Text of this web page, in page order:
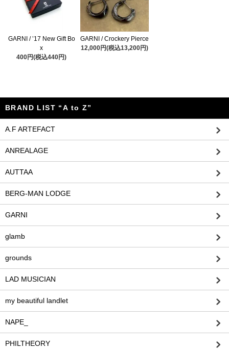
GARNI / ’17 New Gift Bo
x
400円(税込440円)
GARNI / Crockery Pierce
12,000円(税込13,200円)
BRAND LIST “A to Z”
A.F ARTEFACT
ANREALAGE
AUTTAA
BERG-MAN LODGE
GARNI
glamb
grounds
LAD MUSICIAN
my beautiful landlet
NAPE_
PHILTHEORY